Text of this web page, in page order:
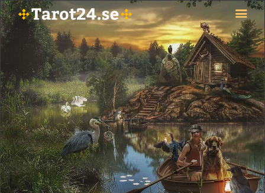
HEM
ASTROLOGI
STJÄRNTECKEN
TAROT
SPÅDAM-SIERSKA
BLOGG
JOBBA SOM SPÅDAM